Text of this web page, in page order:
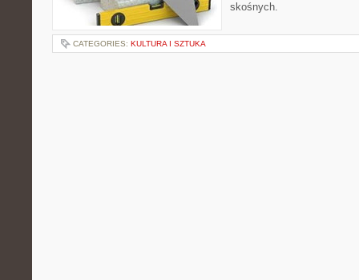
skośnych.
CATEGORIES: KULTURA I SZTUKA